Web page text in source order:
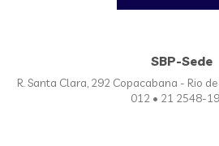
SBP-Sede
R. Santa Clara, 292 Copacabana - Rio
012 • 21 2548-